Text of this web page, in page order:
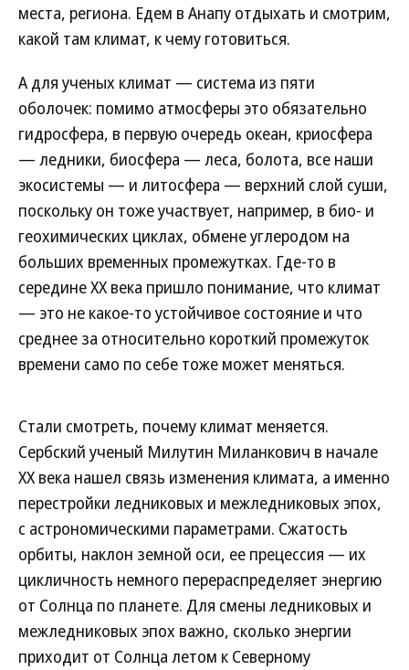
места, региона. Едем в Анапу отдыхать и смотрим,
какой там климат, к чему готовиться.
А для ученых климат — система из пяти
оболочек: помимо атмосферы это обязательно
гидросфера, в первую очередь океан, криосфера
— ледники, биосфера — леса, болота, все наши
экосистемы — и литосфера — верхний слой суши,
поскольку он тоже участвует, например, в био- и
геохимических циклах, обмене углеродом на
больших временных промежутках. Где-то в
середине XX века пришло понимание, что климат
— это не какое-то устойчивое состояние и что
среднее за относительно короткий промежуток
времени само по себе тоже может меняться.
Стали смотреть, почему климат меняется.
Сербский ученый Милутин Миланкович в начале
XX века нашел связь изменения климата, а именно
перестройки ледниковых и межледниковых эпох,
с астрономическими параметрами. Сжатость
орбиты, наклон земной оси, ее прецессия — их
цикличность немного перераспределяет энергию
от Солнца по планете. Для смены ледниковых и
межледниковых эпох важно, сколько энергии
приходит от Солнца летом к Северному